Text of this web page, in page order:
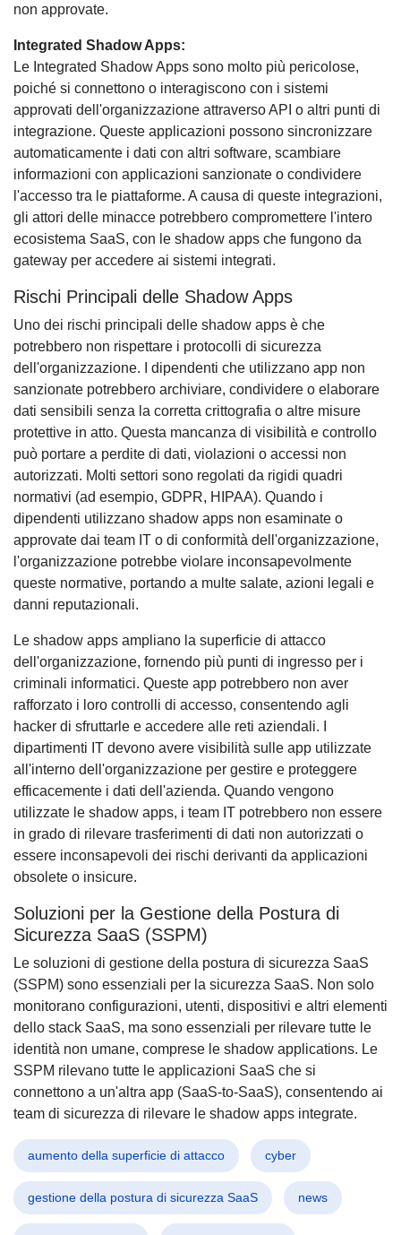
non approvate.
Integrated Shadow Apps:
Le Integrated Shadow Apps sono molto più pericolose,
poiché si connettono o interagiscono con i sistemi
approvati dell'organizzazione attraverso API o altri punti di
integrazione. Queste applicazioni possono sincronizzare
automaticamente i dati con altri software, scambiare
informazioni con applicazioni sanzionate o condividere
l'accesso tra le piattaforme. A causa di queste integrazioni,
gli attori delle minacce potrebbero compromettere l'intero
ecosistema SaaS, con le shadow apps che fungono da
gateway per accedere ai sistemi integrati.
Rischi Principali delle Shadow Apps
Uno dei rischi principali delle shadow apps è che
potrebbero non rispettare i protocolli di sicurezza
dell'organizzazione. I dipendenti che utilizzano app non
sanzionate potrebbero archiviare, condividere o elaborare
dati sensibili senza la corretta crittografia o altre misure
protettive in atto. Questa mancanza di visibilità e controllo
può portare a perdite di dati, violazioni o accessi non
autorizzati. Molti settori sono regolati da rigidi quadri
normativi (ad esempio, GDPR, HIPAA). Quando i
dipendenti utilizzano shadow apps non esaminate o
approvate dai team IT o di conformità dell'organizzazione,
l'organizzazione potrebbe violare inconsapevolmente
queste normative, portando a multe salate, azioni legali e
danni reputazionali.
Le shadow apps ampliano la superficie di attacco
dell'organizzazione, fornendo più punti di ingresso per i
criminali informatici. Queste app potrebbero non aver
rafforzato i loro controlli di accesso, consentendo agli
hacker di sfruttarle e accedere alle reti aziendali. I
dipartimenti IT devono avere visibilità sulle app utilizzate
all'interno dell'organizzazione per gestire e proteggere
efficacemente i dati dell'azienda. Quando vengono
utilizzate le shadow apps, i team IT potrebbero non essere
in grado di rilevare trasferimenti di dati non autorizzati o
essere inconsapevoli dei rischi derivanti da applicazioni
obsolete o insicure.
Soluzioni per la Gestione della Postura di
Sicurezza SaaS (SSPM)
Le soluzioni di gestione della postura di sicurezza SaaS
(SSPM) sono essenziali per la sicurezza SaaS. Non solo
monitorano configurazioni, utenti, dispositivi e altri elementi
dello stack SaaS, ma sono essenziali per rilevare tutte le
identità non umane, comprese le shadow applications. Le
SSPM rilevano tutte le applicazioni SaaS che si
connettono a un'altra app (SaaS-to-SaaS), consentendo ai
team di sicurezza di rilevare le shadow apps integrate.
aumento della superficie di attacco cyber
gestione della postura di sicurezza SaaS news